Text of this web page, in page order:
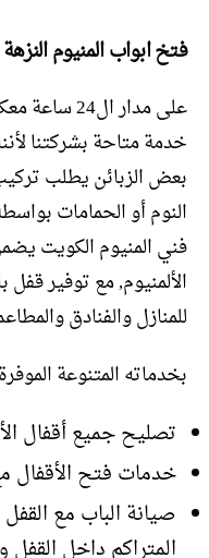
فتخ ابواب المنيوم النزهة
على مدار
خدمة متاحة بشركتنا
بعض الزبائن يطلب
النوم أو الحمامات
فني المنيوم الكويت
الألمنيوم, مع توفير
للمنازل والفنادق
بخدماته المتنوعة
تصليح جميع أقفال
خدمات فتح الأقفال
صيانة الباب مع
المتراكم داخل القفل